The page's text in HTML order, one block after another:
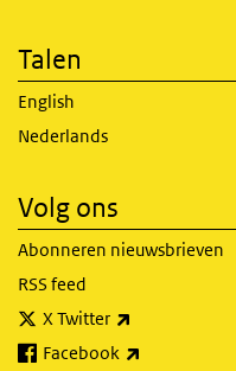
Talen
English
Nederlands
Volg ons
Abonneren nieuwsbrieven
RSS feed
X Twitter
Facebook